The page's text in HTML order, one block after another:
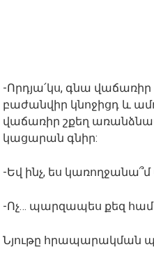
-Որդյա՛կս, գնա
բաժանվիր կնոջիցդ և
վաճառիր շքեղ
կացարան գնիր:
-Եվ ինչ, ես
-Ոչ… պարզապես քեզ
Նյութը հրապարակման